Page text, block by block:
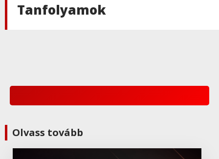
Tanfolyamok
Olvass tovább